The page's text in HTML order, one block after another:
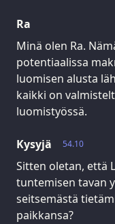
Ra
Minä olen Ra.
potentiaalissa
luomisen alusta
kaikki on
luomistyössä.
54.10
Kysyjä
Sitten oletan, että
tuntemisen tavan
seitsemästä
paikkansa?